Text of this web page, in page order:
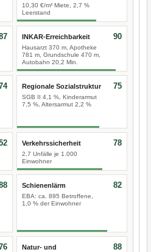
10,30 €/m² Miete, 2,7 %
Leerstand
INKAR-Erreichbarkeit
Hausarzt 370 m, Apotheke
781 m, Grundschule 470 m,
Autobahn 20,2 Min.
90
Regionale Sozialstruktur
SGB II 4,1 %, Kinderarmut
7,5 %, Altersarmut 2,2 %
75
Verkehrssicherheit
2,7 Unfälle je 1.000
Einwohner
78
Schienenlärm
EBA: ca. 895 Betroffene,
1,0 % der Einwohner
82
Natur- und
88